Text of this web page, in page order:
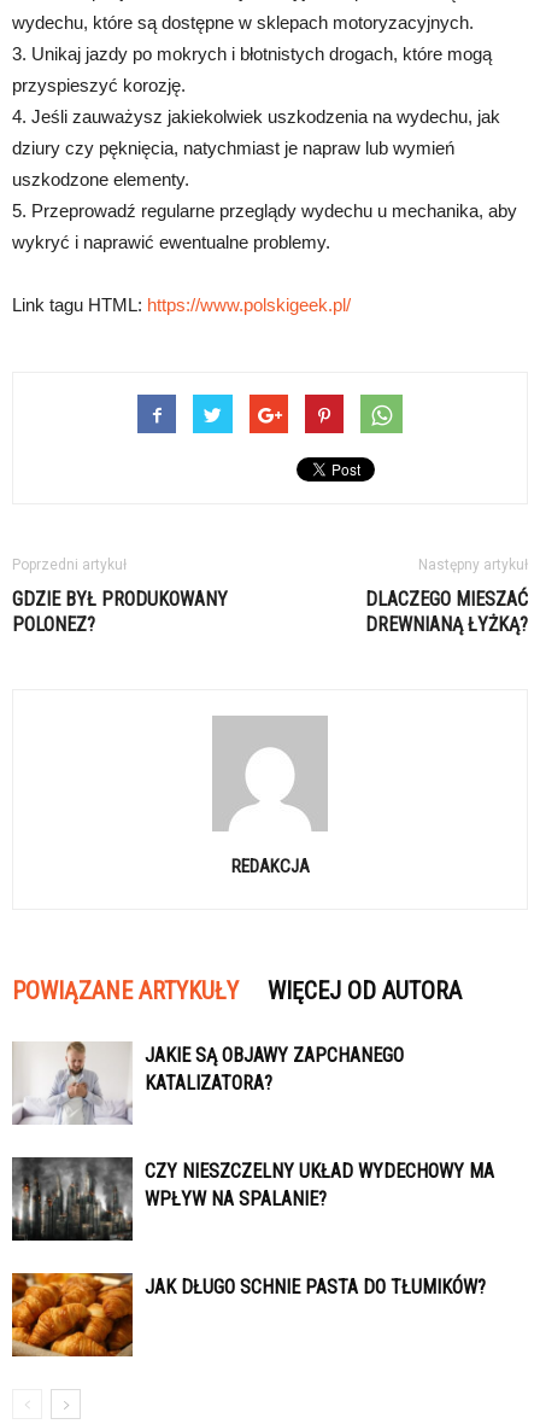
wydechu, które są dostępne w sklepach motoryzacyjnych.
3. Unikaj jazdy po mokrych i błotnistych drogach, które mogą
przyspieszyć korozję.
4. Jeśli zauważysz jakiekolwiek uszkodzenia na wydechu, jak
dziury czy pęknięcia, natychmiast je napraw lub wymień
uszkodzone elementy.
5. Przeprowadź regularne przeglądy wydechu u mechanika, aby
wykryć i naprawić ewentualne problemy.
Link tagu HTML: https://www.polskigeek.pl/
Poprzedni artykuł
GDZIE BYŁ PRODUKOWANY
POLONEZ?
Następny artykuł
DLACZEGO MIESZAĆ
DREWNIANĄ ŁYŻKĄ?
REDAKCJA
POWIĄZANE ARTYKUŁY WIĘCEJ OD AUTORA
JAKIE SĄ OBJAWY ZAPCHANEGO
KATALIZATORA?
CZY NIESZCZELNY UKŁAD WYDECHOWY MA
WPŁYW NA SPALANIE?
JAK DŁUGO SCHNIE PASTA DO TŁUMIKÓW?